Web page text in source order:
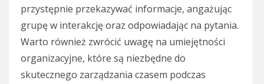
przystępnie przekazywać informacje, angażując
grupę w interakcję oraz odpowiadając na pytania.
Warto również zwrócić uwagę na umiejętności
organizacyjne, które są niezbędne do
skutecznego zarządzania czasem podczas